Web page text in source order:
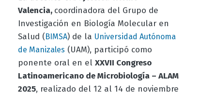
Valencia, coordinadora del Grupo de
Investigación en Biología Molecular en
Salud (BIMSA) de la Universidad Autónoma
de Manizales (UAM), participó como
ponente oral en el XXVII Congreso
Latinoamericano de Microbiología – ALAM
2025, realizado del 12 al 14 de noviembre